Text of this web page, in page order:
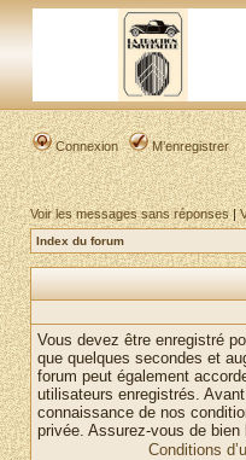
Connexion M’enregistrer
Voir les messages sans réponses|
Index du forum
Vous devez être enregistré
que quelques secondes et
forum peut également
utilisateurs enregistrés.
connaissance de nos
privée. Assurez-vous de
Conditions